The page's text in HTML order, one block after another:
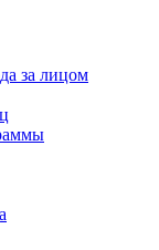
за лицом